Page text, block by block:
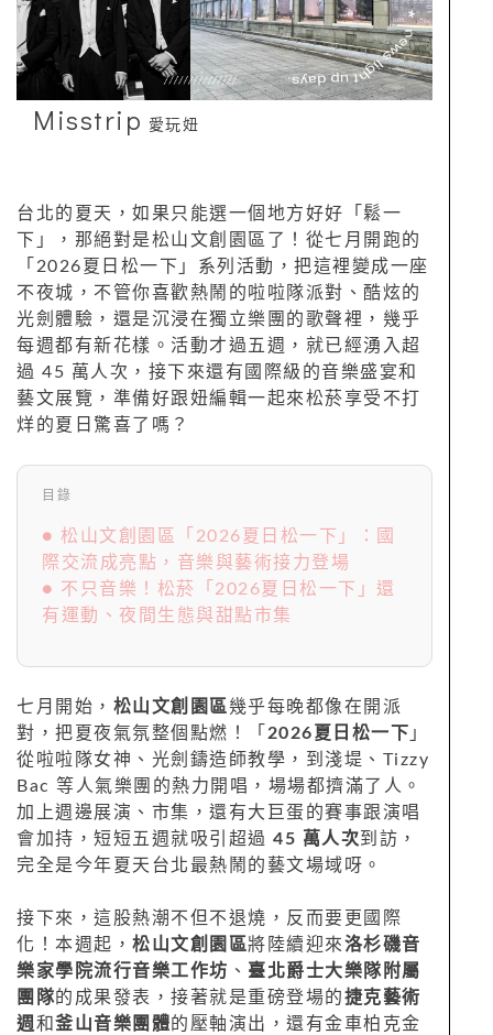
Misstrip 愛玩妞
台北的夏天，如果只能選一個地方好好「鬆一
下」，那絕對是松山文創園區了！從七月開跑的
「2026夏日松一下」系列活動，把這裡變成一座
不夜城，不管你喜歡熱鬧的啦啦隊派對、酷炫的
光劍體驗，還是沉浸在獨立樂團的歌聲裡，幾乎
每週都有新花樣。活動才過五週，就已經湧入超
過 45 萬人次，接下來還有國際級的音樂盛宴和
藝文展覽，準備好跟妞編輯一起來松菸享受不打
烊的夏日驚喜了嗎？
目錄
● 松山文創園區「2026夏日松一下」：國
際交流成亮點，音樂與藝術接力登場
● 不只音樂！松菸「2026夏日松一下」還
有運動、夜間生態與甜點市集
七月開始， 松山文創園區幾乎每晚都像在開派
對，把夏夜氣氛整個點燃！「 2026夏日松一下 」
從啦啦隊女神、光劍鑄造師教學，到淺堤、Tizzy
Bac 等人氣樂團的熱力開唱，場場都擠滿了人。
加上週邊展演、市集，還有大巨蛋的賽事跟演唱
會加持，短短五週就吸引超過 45 萬人次到訪，
完全是今年夏天台北最熱鬧的藝文場域呀。
接下來，這股熱潮不但不退燒，反而要更國際
化！本週起， 松山文創園區將陸續迎來洛杉磯音
樂家學院流行音樂工作坊 、 臺北爵士大樂隊附屬
團隊的成果發表，接著就是重磅登場的捷克藝術
週 和 釜山音樂團體的壓軸演出，還有金車柏克金